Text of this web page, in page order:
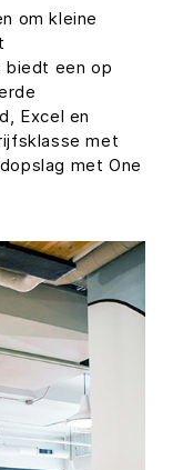
om kleine
biedt een op
Excel en
met
met One